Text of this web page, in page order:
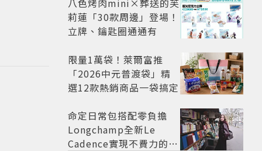
八色烤肉mini×葬送的芙
莉蓮「30款周邊」登場！
立牌、鑰匙圈通通有
限量1萬袋！萊爾富推
「2026中元普渡袋」精
選12款熱銷商品一袋搞定
命定日常包搭配零負擔
Longchamp全新Le
Cadence實現不費力的從